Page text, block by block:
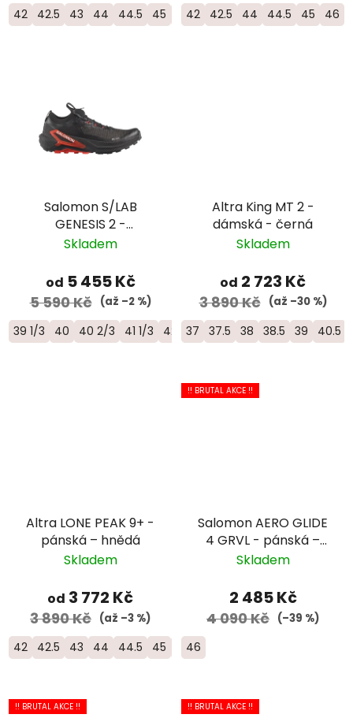
42 42.5 43 44 44.5 45 46.5
42 42.5 44 44.5 45 46
Salomon S/LAB
GENESIS 2 -
univerzální trailová
L49190100
Skladem
od 5 455 Kč
5 590 Kč (až –2 %)
39 1/3 40 40 2/3 41 1/3 42 42 2/3 43 1/3 44 44 2/3
Altra King MT 2 -
dámská - černá
Skladem
od 2 723 Kč
3 890 Kč (až –30 %)
37 37.5 38 38.5 39 40.5
Altra LONE PEAK 9+ -
pánská – hnědá
Skladem
od 3 772 Kč
3 890 Kč (až –3 %)
42 42.5 43 44 44.5 45 46
!! BRUTAL AKCE !!
Salomon AERO GLIDE
4 GRVL - pánská –
hnědá/bílá
Skladem
2 485 Kč
4 090 Kč (–39 %)
46
!! BRUTAL AKCE !! !! BRUTAL AKCE !!